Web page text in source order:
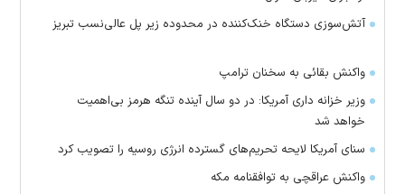
آتش‌سوزی دستگاه خنک‌کننده در محدوده زیر پل عالی‌نسب تبریز
واکنش بقائی به سخنان ترامپ
وزیر خزانه داری آمریکا: در دو سال آینده تنگه هرمز بی‌اهمیت
خواهد شد
سنای آمریکا لایحه تحریم‌های گسترده انرژی روسیه را تصویب کرد
واکنش عراقچی به توافقنامه مکه